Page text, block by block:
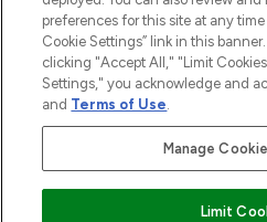
À PROPOS DE
Payer en toute sécurité
preferences for this site at any
Cookie Settings” link in this
clicking "Accept All," "Limit
Settings," you acknowledge and
and Terms of Use.
Manage
Limit